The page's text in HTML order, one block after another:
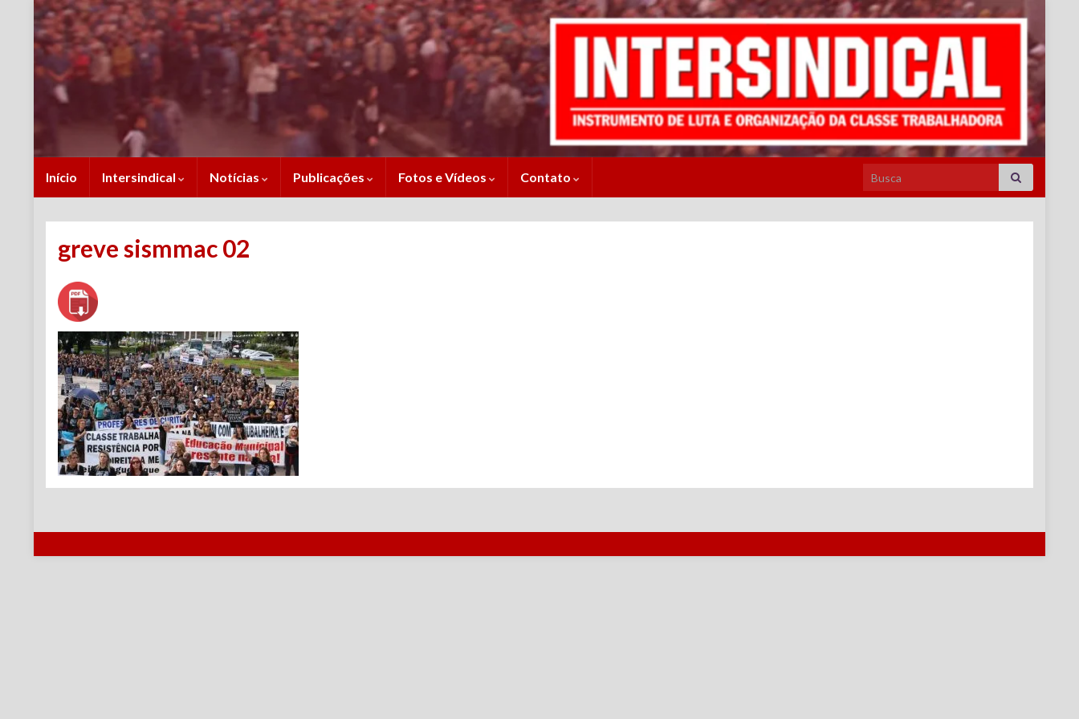
Início Intersindical Notícias Publicações Fotos e Vídeos Contato Search for:
greve sismmac 02